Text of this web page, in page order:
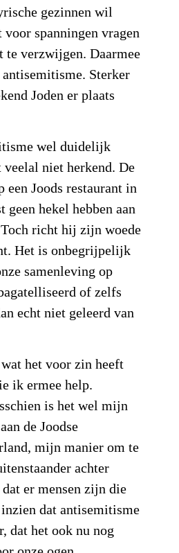
gezinnen wil
spanningen vragen
te verzwijgen. Daarmee
Sterker
Joden er plaats
wel duidelijk
niet herkend. De
een Joods restaurant in
hekel hebben aan
richt hij zijn woede
Het is onbegrijpelijk
samenleving op
of zelfs
echt niet geleerd van
het voor zin heeft
ik ermee help.
is het wel mijn
de Joodse
mijn manier om te
achter
er mensen zijn die
dat antisemitisme
dat het ook nu nog